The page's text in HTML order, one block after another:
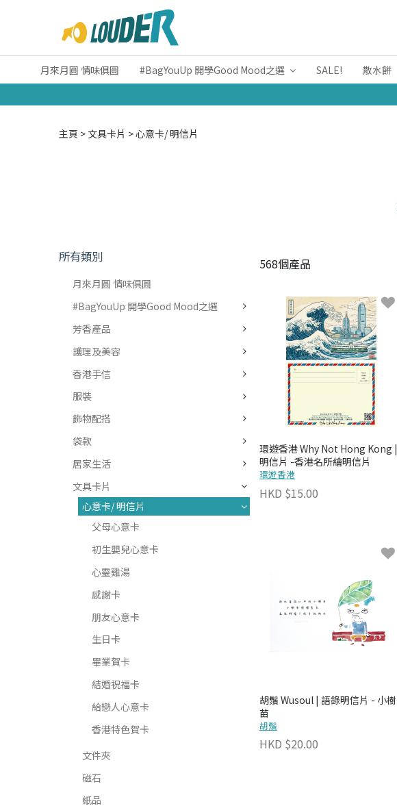
月來月圓 情味俱圓 #BagYouUp 開學Good Mood之選 SALE! 散水餅
主頁 文具卡片 心意卡/ 明信片
所有類別
月來月圓 情味俱圓
#BagYouUp 開學Good Mood之選
芳香產品
護理及美容
香港手信
服裝
飾物配搭
袋款
居家生活
文具卡片
心意卡/ 明信片
父母心意卡
初生嬰兒心意卡
心靈雞湯
感謝卡
朋友心意卡
生日卡
畢業賀卡
結婚祝福卡
給戀人心意卡
香港特色賀卡
文件夾
磁石
紙品
568個產品
環遊香港 Why Not Hong Kong |
明信片 -香港名所繪明信片
環遊香港
HKD $15.00
胡鬚 Wusoul | 語錄明信片 - 小樹
苗
胡鬚
HKD $20.00